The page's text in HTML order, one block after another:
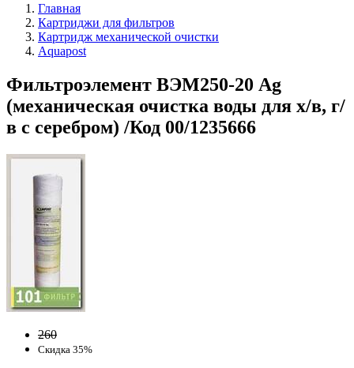
Главная
Картриджи для фильтров
Картридж механической очистки
Aquapost
Фильтроэлемент ВЭМ250-20 Ag
(механическая очистка воды для х/в, г/
в с серебром) /Код 00/1235666
260
Скидка 35%